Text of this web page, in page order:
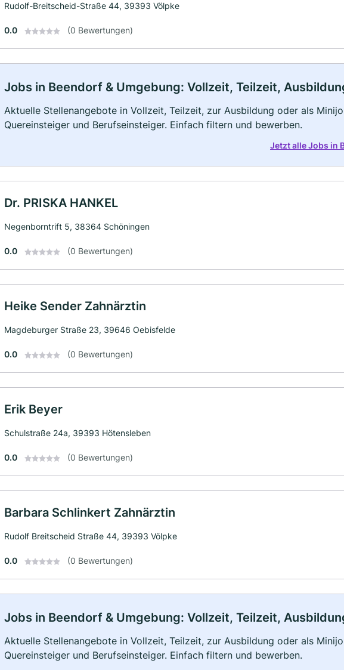
Rudolf-Breitscheid-Straße 44, 39393 Völpke
0.0 (0 Bewertungen)
Jobs in Beendorf & Umgebung: Vollzeit, Teilzeit,
Aktuelle Stellenangebote in Vollzeit, Teilzeit, zur Ausbildung oder als
Quereinsteiger und Berufseinsteiger. Einfach filtern und bewerben.
Jetzt alle Jobs in
Dr. PRISKA HANKEL
Negenborntrift 5, 38364 Schöningen
0.0 (0 Bewertungen)
Heike Sender Zahnärztin
Magdeburger Straße 23, 39646 Oebisfelde
0.0 (0 Bewertungen)
Erik Beyer
Schulstraße 24a, 39393 Hötensleben
0.0 (0 Bewertungen)
Barbara Schlinkert Zahnärztin
Rudolf Breitscheid Straße 44, 39393 Völpke
0.0 (0 Bewertungen)
Jobs in Beendorf & Umgebung: Vollzeit, Teilzeit,
Aktuelle Stellenangebote in Vollzeit, Teilzeit, zur Ausbildung oder als
Quereinsteiger und Berufseinsteiger. Einfach filtern und bewerben.